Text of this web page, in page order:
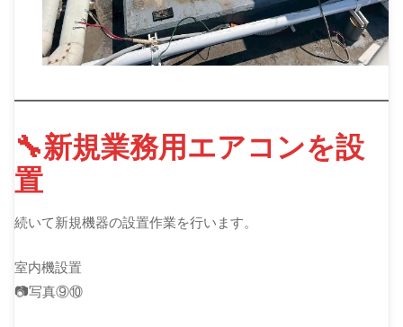
🔧新規業務用エアコンを設
置
続いて新規機器の設置作業を行います。
室内機設置
📷写真⑨⑩